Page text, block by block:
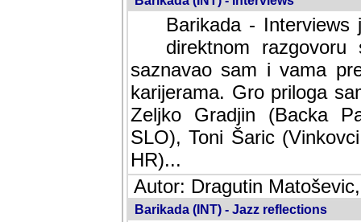
Barikada -
direktnom
saznavao sam i vama
karijerama. Gro priloga
Zeljko Gradjin (Backa
SLO), Toni Šaric
HR)...
Autor: Dragutin
Barikada (INT) - Jazz reflections